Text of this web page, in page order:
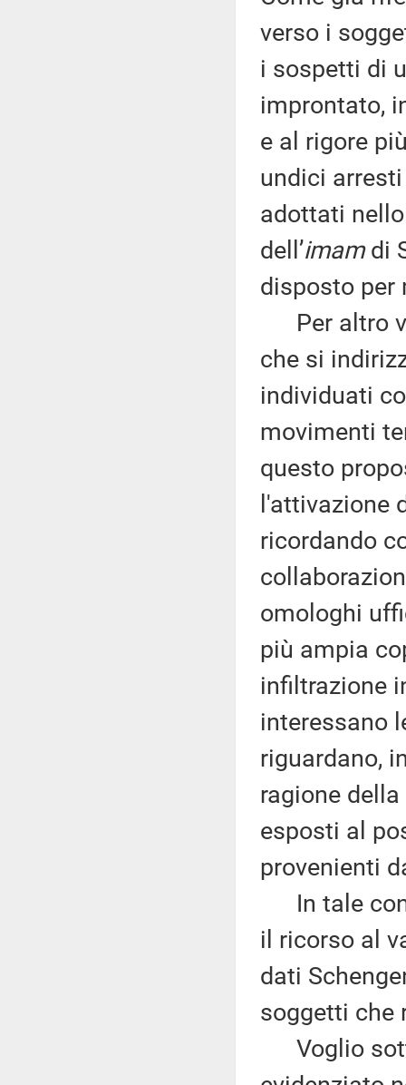
verso i
i sospetti di
improntato,
e al rigore
undici
adottati
dell’imamdi
disposto per
Per altro
che si
individuati
movimenti
questo
l'attivazione
ricordando
omologhi
più ampia
infiltrazione
interessano
riguardano,
ragione
esposti al
provenienti
In tale
il ricorso al
dati
soggetti che
Voglio